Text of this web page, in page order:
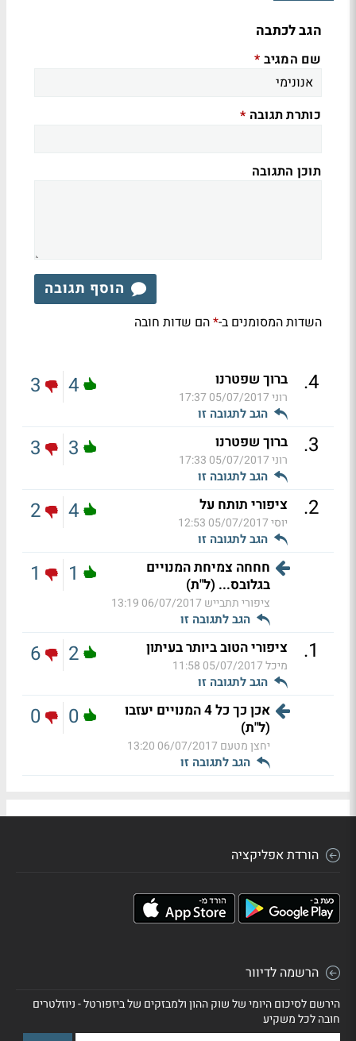
הגב לכתבה
שם המגיב *
כותרת תגובה *
תוכן התגובה
הוסף תגובה
השדות המסומנים ב-*הם שדות חובה
4
. ברוך שפטרנו
רוני05/07/2017 17:37
הגב לתגובה זו
4
3
3
. ברוך שפטרנו
רוני05/07/2017 17:33
הגב לתגובה זו
3
3
2
. ציפורי תותח על
יוסי05/07/2017 12:53
הגב לתגובה זו
4
2
חחחה צמיחת המנויים
בגלובס... (ל"ת)
ציפורי תתבייש 06/07/2017 13:19
הגב לתגובה זו
1
1
1
. ציפורי הטוב ביותר בעיתון
מיכל05/07/2017 11:58
הגב לתגובה זו
2
6
אכן כך כל 4 המנויים יעזבו
(ל"ת)
יחצן מטעם 06/07/2017 13:20
הגב לתגובה זו
0
0
הורדת אפליקציה
הרשמה לדיוור
הירשם לסיכום היומי של שוק ההון ולמבזקים של ביזפורטל - ניוזלטרים
חובה לכל משקיע